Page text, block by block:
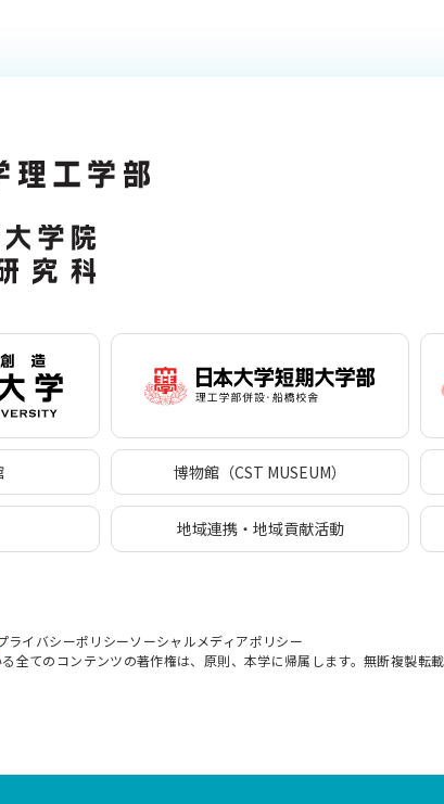
博物館（CST MUSEUM）
地域連携・地域貢献活動
ライバシーポリシーソーシャルメディアポリシー
全てのコンテンツの著作権は、原則、本学に帰属します。無断複製転載